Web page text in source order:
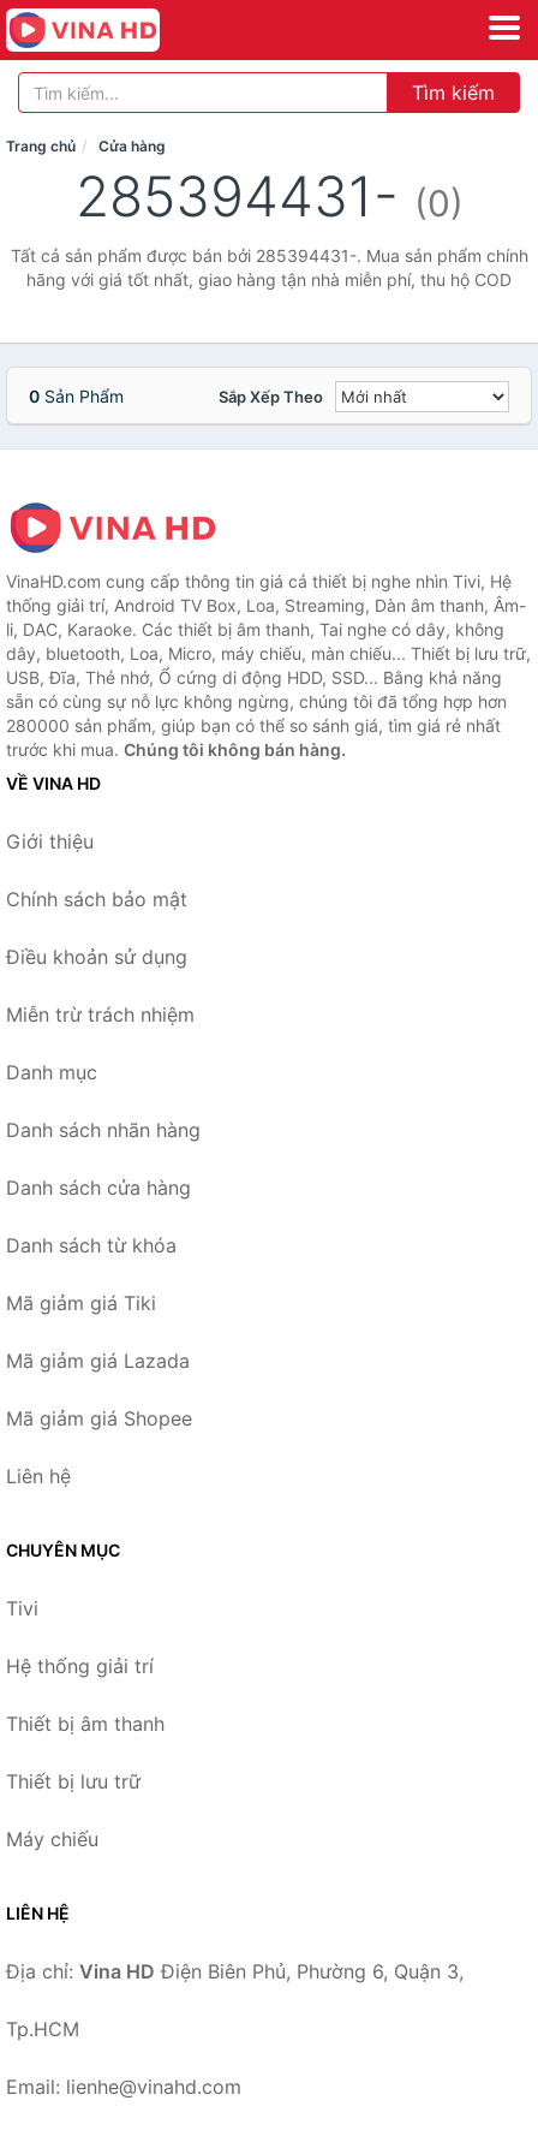
Tìm kiếm
Trang chủ Cửa hàng
285394431- (0)
Tất cả sản phẩm được bán bởi 285394431-. Mua sản phẩm chính
hãng với giá tốt nhất, giao hàng tận nhà miễn phí, thu hộ COD
0 Sản Phẩm Sắp Xếp Theo
VinaHD.com cung cấp thông tin giá cả thiết bị nghe nhìn Tivi, Hệ
thống giải trí, Android TV Box, Loa, Streaming, Dàn âm thanh, Âm-
li, DAC, Karaoke. Các thiết bị âm thanh, Tai nghe có dây, không
dây, bluetooth, Loa, Micro, máy chiếu, màn chiếu... Thiết bị lưu trữ,
USB, Đĩa, Thẻ nhớ, Ổ cứng di động HDD, SSD... Bằng khả năng
sẵn có cùng sự nỗ lực không ngừng, chúng tôi đã tổng hợp hơn
280000 sản phẩm, giúp bạn có thể so sánh giá, tìm giá rẻ nhất
trước khi mua. Chúng tôi không bán hàng.
VỀ VINA HD
Giới thiệu
Chính sách bảo mật
Điều khoản sử dụng
Miễn trừ trách nhiệm
Danh mục
Danh sách nhãn hàng
Danh sách cửa hàng
Danh sách từ khóa
Mã giảm giá Tiki
Mã giảm giá Lazada
Mã giảm giá Shopee
Liên hệ
CHUYÊN MỤC
Tivi
Hệ thống giải trí
Thiết bị âm thanh
Thiết bị lưu trữ
Máy chiếu
LIÊN HỆ
Địa chỉ: Vina HD Điện Biên Phủ, Phường 6, Quận 3,
Tp.HCM
Email: lienhe@vinahd.com